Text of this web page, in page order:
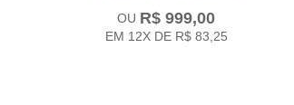
R$ 999,00
EM 12XDE R$ 83,25